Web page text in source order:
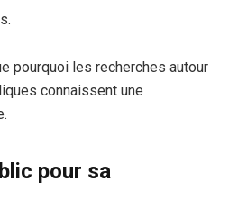
pourquoi les recherches autour
connaissent une
pour sa